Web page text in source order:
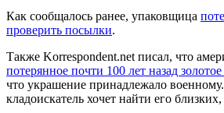
Как сообщалось ранее, упаковщица
проверить посылки.
Также Korrespondent.net писал, что
потерянное почти 100 лет назад
что украшение принадлежало
кладоискатель хочет найти его